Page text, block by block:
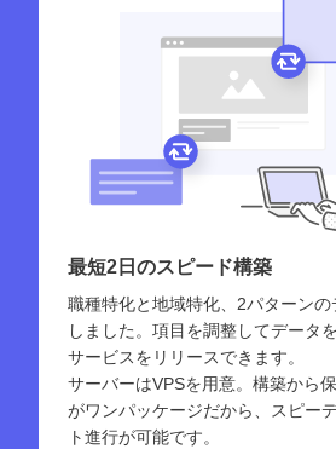
最短2日のスピード構築
職種特化と地域特化、2パターン
しました。項目を調整してデータ
サービスをリリースできます。
サーバーはVPSを用意。構築から
がワンパッケージだから、スピー
ト進行が可能です。